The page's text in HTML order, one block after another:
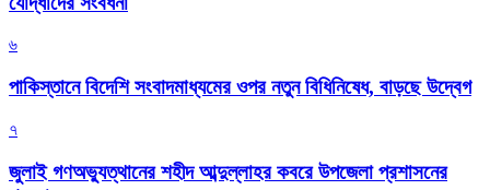
৬
পাকিস্তানে বিদেশি সংবাদমাধ্যমের ওপর নতুন বিধিনিষেধ, বাড়ছে উদ্বেগ
৭
জুলাই গণঅভ্যুত্থানের শহীদ আব্দুল্লাহর কবরে উপজেলা প্রশাসনের